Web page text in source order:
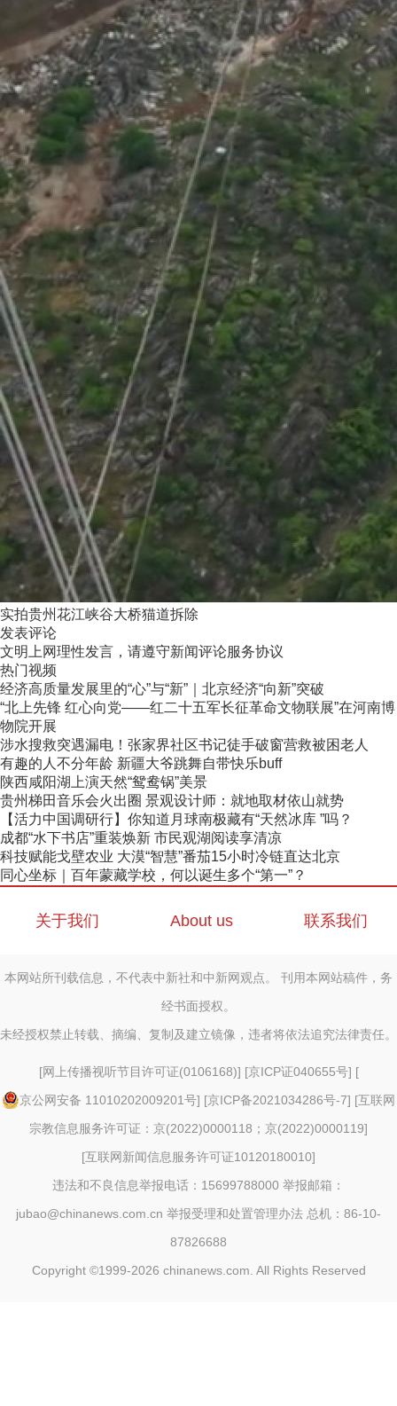
实拍贵州花江峡谷大桥猫道拆除
发表评论
文明上网理性发言，请遵守新闻评论服务协议
热门视频
经济高质量发展里的“心”与“新”｜北京经济“向新”突破
“北上先锋 红心向党——红二十五军长征革命文物联展”在河南博
物院开展
涉水搜救突遇漏电！张家界社区书记徒手破窗营救被困老人
有趣的人不分年龄 新疆大爷跳舞自带快乐buff
陕西咸阳湖上演天然“鸳鸯锅”美景
贵州梯田音乐会火出圈 景观设计师：就地取材依山就势
【活力中国调研行】你知道月球南极藏有“天然冰库 ”吗？
成都“水下书店”重装焕新 市民观湖阅读享清凉
科技赋能戈壁农业 大漠“智慧”番茄15小时冷链直达北京
同心坐标｜百年蒙藏学校，何以诞生多个“第一”？
关于我们 About us 联系我们
本网站所刊载信息，不代表中新社和中新网观点。 刊用本网站稿件，务
经书面授权。
未经授权禁止转载、摘编、复制及建立镜像，违者将依法追究法律责任。
[网上传播视听节目许可证(0106168)] [京ICP证040655号] [
京公网安备 11010202009201号] [京ICP备2021034286号-7] [互联网
宗教信息服务许可证：京(2022)0000118；京(2022)0000119]
[互联网新闻信息服务许可证10120180010]
违法和不良信息举报电话：15699788000 举报邮箱：
jubao@chinanews.com.cn 举报受理和处置管理办法 总机：86-10-
87826688
Copyright ©1999-2026 chinanews.com. All Rights Reserved